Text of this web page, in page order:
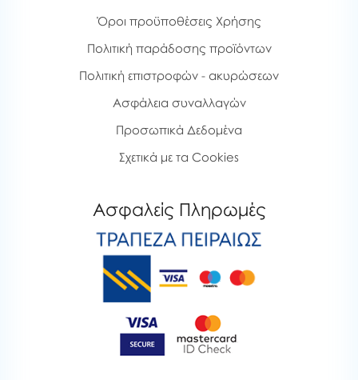
Όροι προϋποθέσεις Χρήσης
Πολιτική παράδοσης προϊόντων
Πολιτική επιστροφών - ακυρώσεων
Ασφάλεια συναλλαγών
Προσωπικά Δεδομένα
Σχετικά με τα Cookies
Ασφαλείς Πληρωμές